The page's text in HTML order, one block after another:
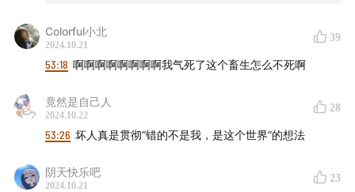
Colorful小北
2024.10.21
39
53:18 啊啊啊啊啊啊啊啊我气死了这个畜生怎么不死啊
竟然是自己人
2024.10.22
28
53:26 坏人真是贯彻“错的不是我，是这个世界”的想法
阴天快乐吧
2024.10.21
23